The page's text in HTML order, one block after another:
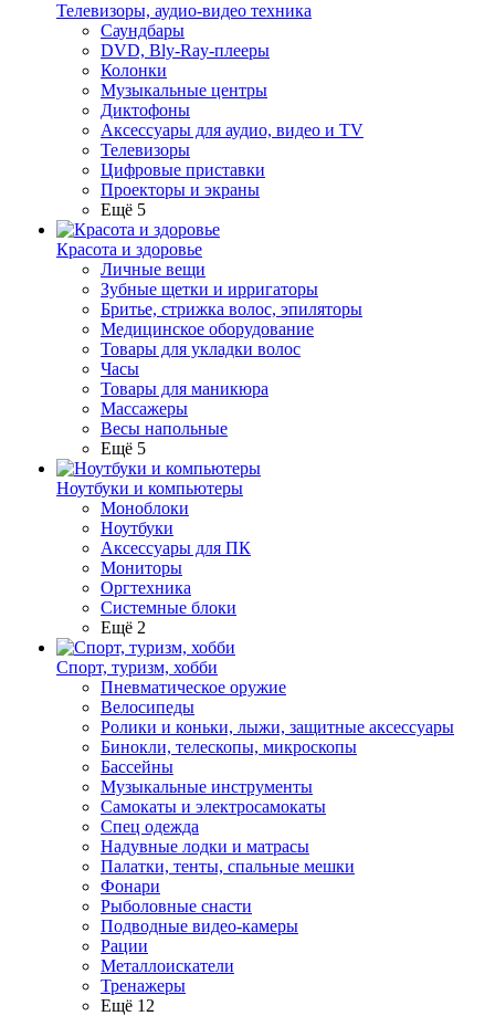
Телевизоры, аудио-видео техника
Саундбары
DVD, Bly-Ray-плееры
Колонки
Музыкальные центры
Диктофоны
Аксессуары для аудио, видео и TV
Телевизоры
Цифровые приставки
Проекторы и экраны
Ещё 5
Красота и здоровье
Личные вещи
Зубные щетки и ирригаторы
Бритье, стрижка волос, эпиляторы
Медицинское оборудование
Товары для укладки волос
Часы
Товары для маникюра
Массажеры
Весы напольные
Ещё 5
Ноутбуки и компьютеры
Моноблоки
Ноутбуки
Аксессуары для ПК
Мониторы
Оргтехника
Системные блоки
Ещё 2
Спорт, туризм, хобби
Пневматическое оружие
Велосипеды
Ролики и коньки, лыжи, защитные аксессуары
Бинокли, телескопы, микроскопы
Бассейны
Музыкальные инструменты
Самокаты и электросамокаты
Спец одежда
Надувные лодки и матрасы
Палатки, тенты, спальные мешки
Фонари
Рыболовные снасти
Подводные видео-камеры
Рации
Металлоискатели
Тренажеры
Ещё 12